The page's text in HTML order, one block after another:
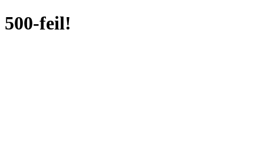
500-feil!